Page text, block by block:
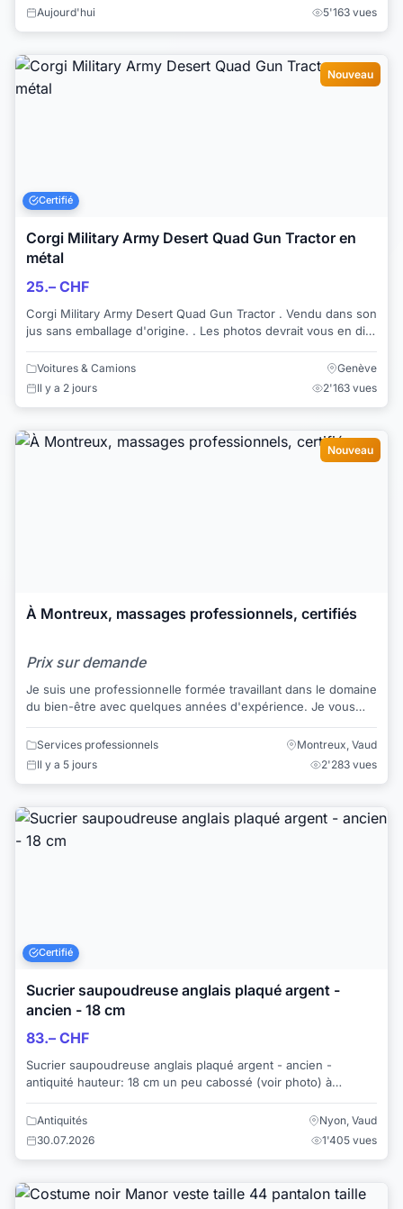
Aujourd'hui
5'163 vues
Nouveau
Certifié
Corgi Military Army Desert Quad Gun Tractor en
métal
25.– CHF
Corgi Military Army Desert Quad Gun Tractor . Vendu dans son
jus sans emballage d'origine. . Les photos devrait vous en dire
Voitures & Camions
Genève
Il y a 2 jours
2'163 vues
Nouveau
À Montreux, massages professionnels, certifiés
Prix sur demande
Je suis une professionnelle formée travaillant dans le domaine
du bien-être avec quelques années d'expérience. Je vous
Services professionnels
Montreux, Vaud
Il y a 5 jours
2'283 vues
Certifié
Sucrier saupoudreuse anglais plaqué argent -
ancien - 18 cm
83.– CHF
Sucrier saupoudreuse anglais plaqué argent - ancien -
antiquité hauteur: 18 cm un peu cabossé (voir photo) à
restaurer Silver plate made in Engl...
Antiquités
Nyon, Vaud
30.07.2026
1'405 vues